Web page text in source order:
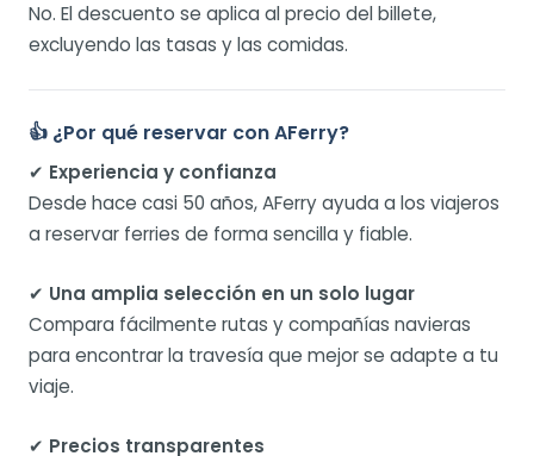
No. El descuento se aplica al precio del billete,
excluyendo las tasas y las comidas.
👍 ¿Por qué reservar con AFerry?
✔ Experiencia y confianza
Desde hace casi 50 años, AFerry ayuda a los viajeros
a reservar ferries de forma sencilla y fiable.
✔ Una amplia selección en un solo lugar
Compara fácilmente rutas y compañías navieras
para encontrar la travesía que mejor se adapte a tu
viaje.
✔ Precios transparentes